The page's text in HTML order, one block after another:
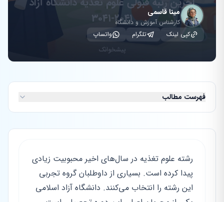
مینا قاسمی
کارشناس آموزش و دانشگاه
کپی لینک
تلگرام واتساپ
فهرست مطالب
رشته علوم تغذیه در سال‌های اخیر محبوبیت زیادی
پیدا کرده است. بسیاری از داوطلبان گروه تجربی
این رشته را انتخاب می‌کنند. دانشگاه آزاد اسلامی